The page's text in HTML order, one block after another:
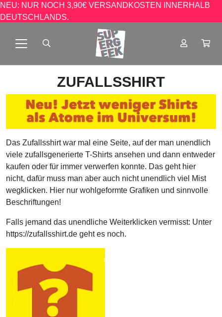
NEU: NUR NOCH 3,90€ VERSANDKOSTEN INNERHALB
DEUTSCHLANDS.
ZUFALLSSHIRT
Das Zufallsshirt war mal eine Seite, auf der man unendlich
viele zufallsgenerierte T-Shirts ansehen und dann entweder
kaufen oder für immer verwerfen konnte. Das geht hier
nicht, dafür muss man aber auch nicht unendlich viel Mist
wegklicken. Hier nur wohlgeformte Grafiken und sinnvolle
Beschriftungen!
Falls jemand das unendliche Weiterklicken vermisst: Unter
https://zufallsshirt.de geht es noch.